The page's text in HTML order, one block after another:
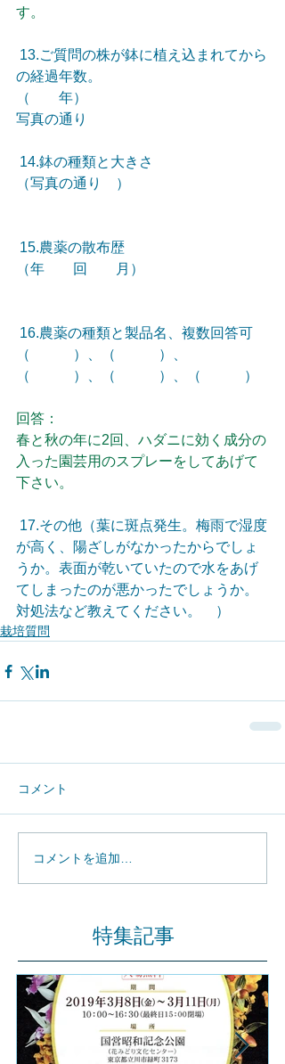
す。
の経過年数。
（　　年）
写真の通り
14.鉢の種類と大きさ
（写真の通り　）
15.農薬の散布歴
（年　　回　　月）
16.農薬の種類と製品名、複数回答可
（　　　）、（　　　）、
（　　　）、（　　　）、（　　　）
回答：
春と秋の年に2回、ハダニに効く成分の
入った園芸用のスプレーをしてあげて
下さい。
が高く、陽ざしがなかったからでしょ
うか。表面が乾いていたので水をあげ
てしまったのが悪かったでしょうか。
対処法など教えてください。　）
栽培質問
コメント
コメントを追加…
特集記事